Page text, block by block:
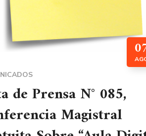
de Prensa N° 085,
Magistral